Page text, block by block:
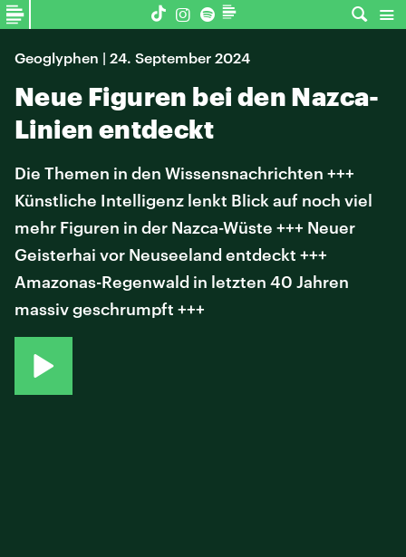
Geoglyphen | 24. September 2024
Neue Figuren bei den Nazca-
Linien entdeckt
Die Themen in den Wissensnachrichten +++
Künstliche Intelligenz lenkt Blick auf noch viel
mehr Figuren in der Nazca-Wüste +++ Neuer
Geisterhai vor Neuseeland entdeckt +++
Amazonas-Regenwald in letzten 40 Jahren
massiv geschrumpft +++